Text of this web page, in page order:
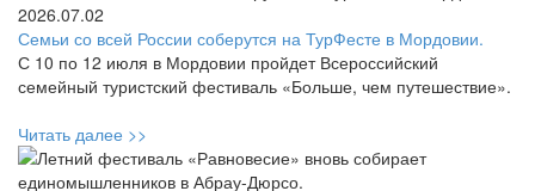
2026.07.02
Семьи со всей России соберутся на ТурФесте в Мордовии.
С 10 по 12 июля в Мордовии пройдет Всероссийский
семейный туристский фестиваль «Больше, чем путешествие».
Читать далее >>